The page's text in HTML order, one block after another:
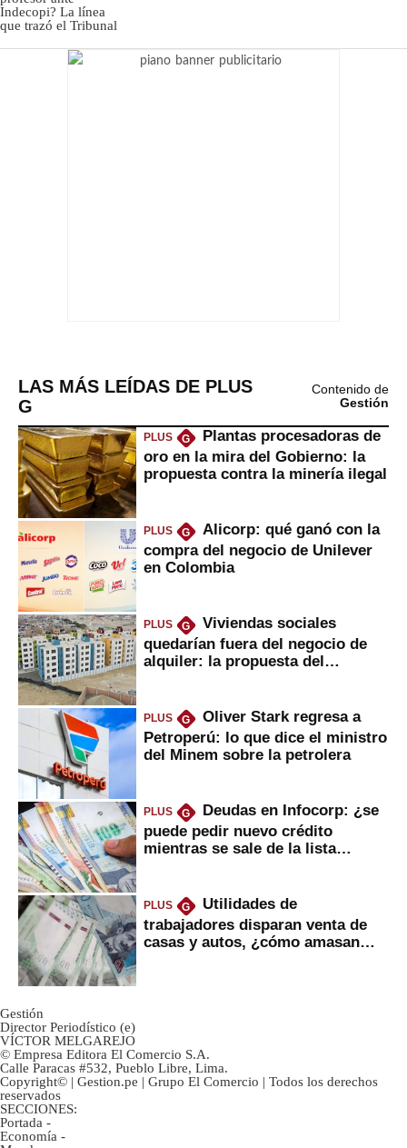
LAS MÁS LEÍDAS DE PLUS
G
Contenido de
Gestión
PLUS G
Plantas procesadoras de
oro en la mira del Gobierno: la
propuesta contra la minería ilegal
PLUS G
Alicorp: qué ganó con la
compra del negocio de Unilever
en Colombia
PLUS G
Viviendas sociales
quedarían fuera del negocio de
alquiler: la propuesta del
PLUS G
Oliver Stark regresa a
Petroperú: lo que dice el ministro
del Minem sobre la petrolera
PLUS G
Deudas en Infocorp: ¿se
puede pedir nuevo crédito
mientras se sale de la lista
PLUS G
Utilidades de
trabajadores disparan venta de
casas y autos, ¿cómo amasan
Gestión
Director Periodístico (e)
VÍCTOR MELGAREJO
© Empresa Editora El Comercio S.A.
Calle Paracas #532, Pueblo Libre, Lima.
Copyright© | Gestion.pe | Grupo El Comercio | Todos los derechos
reservados
SECCIONES:
Portada -
Economía -